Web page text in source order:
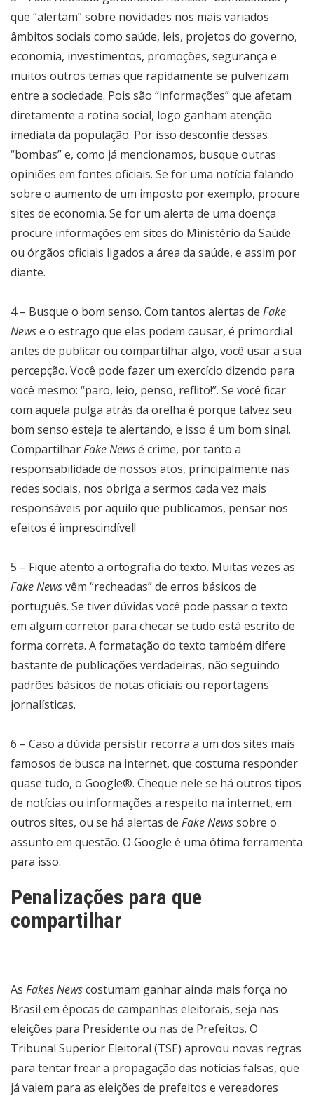
que “alertam” sobre novidades nos mais variados
âmbitos sociais como saúde, leis, projetos do governo,
economia, investimentos, promoções, segurança e
muitos outros temas que rapidamente se pulverizam
entre a sociedade. Pois são “informações” que afetam
diretamente a rotina social, logo ganham atenção
imediata da população. Por isso desconfie dessas
“bombas” e, como já mencionamos, busque outras
opiniões em fontes oficiais. Se for uma notícia falando
sobre o aumento de um imposto por exemplo, procure
sites de economia. Se for um alerta de uma doença
procure informações em sites do Ministério da Saúde
ou órgãos oficiais ligados a área da saúde, e assim por
diante.
4 – Busque o bom senso. Com tantos alertas de Fake
Newse o estrago que elas podem causar, é primordial
antes de publicar ou compartilhar algo, você usar a sua
percepção. Você pode fazer um exercício dizendo para
você mesmo: “paro, leio, penso, reflito!”. Se você ficar
com aquela pulga atrás da orelha é porque talvez seu
bom senso esteja te alertando, e isso é um bom sinal.
CompartilharFake Newsé crime, por tanto a
responsabilidade de nossos atos, principalmente nas
redes sociais, nos obriga a sermos cada vez mais
responsáveis por aquilo que publicamos, pensar nos
efeitos é imprescindível!
5 – Fique atento a ortografia do texto. Muitas vezes as
Fake Newsvêm “recheadas” de erros básicos de
português. Se tiver dúvidas você pode passar o texto
em algum corretor para checar se tudo está escrito de
forma correta. A formatação do texto também difere
bastante de publicações verdadeiras, não seguindo
padrões básicos de notas oficiais ou reportagens
jornalísticas.
6 – Caso a dúvida persistir recorra a um dos sites mais
famosos de busca na internet, que costuma responder
quase tudo, o Google®. Cheque nele se há outros tipos
de notícias ou informações a respeito na internet, em
outros sites, ou se há alertas de Fake Newssobre o
assunto em questão. O Google é uma ótima ferramenta
para isso.
Penalizações para que
compartilhar
As Fakes Newscostumam ganhar ainda mais força no
Brasil em épocas de campanhas eleitorais, seja nas
eleições para Presidente ou nas de Prefeitos. O
Tribunal Superior Eleitoral (TSE) aprovou novas regras
para tentar frear a propagação das notícias falsas, que
já valem para as eleições de prefeitos e vereadores